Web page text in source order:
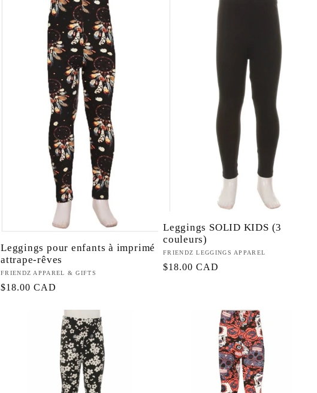
Leggings pour enfants à imprimé
attrape-rêves
Fournisseur :
FRIENDZ APPAREL & GIFTS
Prix
$18.00 CAD
Leggings SOLID KIDS (3
couleurs)
Fournisseur :
FRIENDZ LEGGINGS APPAREL
Prix
$18.00 CAD